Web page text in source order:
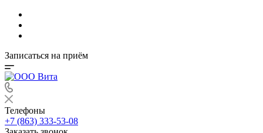
Записаться на приём
Телефоны
+7 (863) 333-53-08